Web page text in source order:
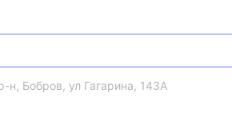
н, Бобров, ул Гагарина, 143А